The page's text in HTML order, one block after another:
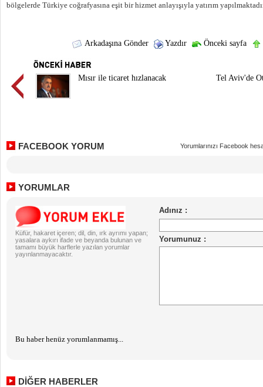
bölgelerde Türkiye coğrafyasına eşit bir hizmet anlayışıyla yatırım
Arkadaşına Gönder Yazdır Önceki sayfa
Mısır ile ticaret hızlanacak Tel Aviv'de
FACEBOOK YORUM Yorumlarınızı Facebook
YORUMLAR
Küfür, hakaret içeren; dil, din, ırk ayrımı yapan;
yasalara aykırı ifade ve beyanda bulunan ve
tamamı büyük harflerle yazılan yorumlar
yayınlanmayacaktır.
Bu haber henüz yorumlanmamış...
DİĞER HABERLER